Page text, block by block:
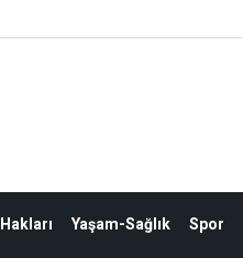
Yaşam-Sağlık Spor